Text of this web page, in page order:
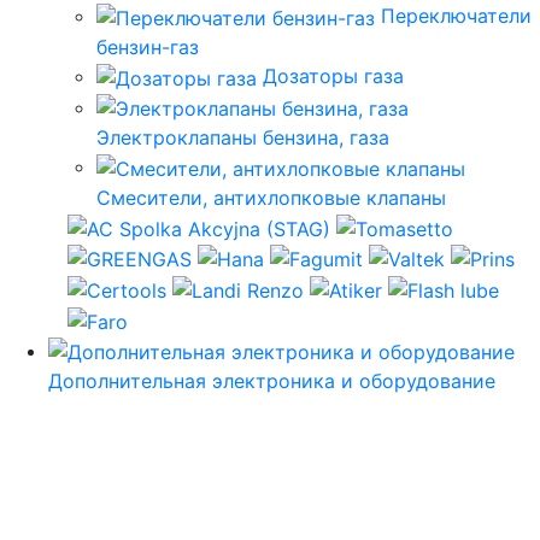
Переключатели
бензин-газ
Дозаторы газа
Электроклапаны бензина, газа
Смесители, антихлопковые клапаны
Дополнительная электроника и оборудование